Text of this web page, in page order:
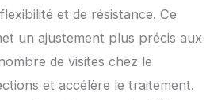
et de résistance. Ce
un ajustement plus précis aux
de visites chez le
et accélère le traitement.